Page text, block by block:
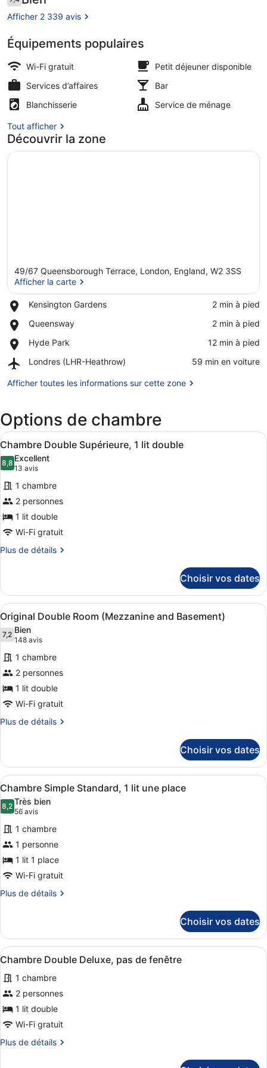
Chambre Exécutive | Coffres-
voyageurs
7,4 sur 10
Afficher 2 339 avis
Équipements populaires
Wi-Fi gratuit
Petit déjeuner disponible
Services d’affaires
Bar
Blanchisserie
Service de ménage
Tout afficher
Découvrir la zone
49/67 Queensborough Terrace, London, England, W2 3SS
Afficher la carte
Kensington Gardens
Place,
Gardens
‪2 min à pied‬
Queensway
Place,
‪2 min à pied‬
Hyde Park
Place,
Park
‪12 min à pied‬
Londres (LHR-Heathrow)
Airport,
(LHR-
‪59 min en voiture‬
Afficher toutes les informations sur cette zone
Options de chambre
Afficher
toutes
les
photos
pour
ce
type
de
chambre :
Supérieure,
1
lit
double
Une chambre d’hôtel bien
8
Chambre Double Supérieure, 1 lit double
8,88,8 sur 10
Excellent
13 avis
(13 avis)
1 chambre
2 personnes
1 lit double
Wi-Fi gratuit
Plus de détails
Plus
le
type
de
chambre
Chambre
Double
Supérieure,
lit
double
Choisir vos dates
Afficher
toutes
les
photos
pour
ce
type
de
chambre :
Room
(Mezzanine
and
Basement)
Original Double Room
4
Original Double Room (Mezzanine and Basement)
7,27,2 sur 10
Bien
148 avis
(148 avis)
1 chambre
2 personnes
1 lit double
Wi-Fi gratuit
Plus de détails
Plus
le
type
de
chambre
Original
Double
Room
(Mezzanine
and
Basement)
Choisir vos dates
Afficher
toutes
les
photos
pour
ce
type
de
chambre :
Standard,
1
lit
une
place
Une chambre d’hôtel avec un lit
3
Chambre Simple Standard, 1 lit une place
8,28,2 sur 10
Très bien
56 avis
(56 avis)
1 chambre
1 personne
1 lit 1 place
Wi-Fi gratuit
Plus de détails
Plus
le
type
de
Chambre
Simple
Standard,
1
lit
place
Choisir vos dates
Afficher
toutes
les
photos
pour
ce
de
Une chambre d’hôtel moderne
4
Chambre Double Deluxe, pas de fenêtre
1 chambre
2 personnes
1 lit double
Wi-Fi gratuit
Plus de détails
Plus